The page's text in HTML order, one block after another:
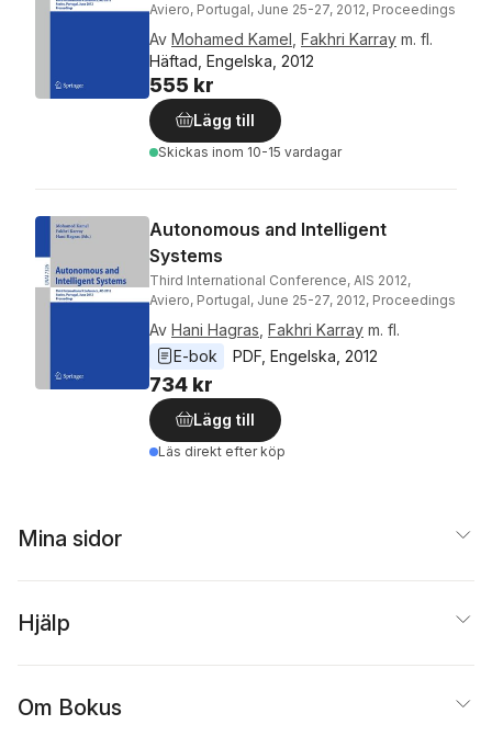
Aviero, Portugal, June 25-27, 2012, Proceedings
Av Mohamed Kamel Fakhri Karray m. fl.
Häftad, Engelska, 2012
555 kr
Lägg till
Skickas inom 10-15 vardagar
Autonomous and Intelligent
Systems
Third International Conference, AIS 2012,
Aviero, Portugal, June 25-27, 2012, Proceedings
Av Hani Hagras Fakhri Karray m. fl.
E-bok
PDF Engelska 2012
734 kr
Lägg till
Läs direkt efter köp
Mina sidor
Hjälp
Om Bokus